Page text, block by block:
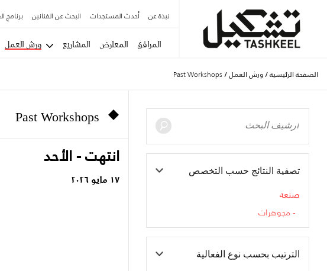
نبذة عن أحدث المستجدات البحث عن الفنانين برنامج
المرافق المعارض المشاريع ورش العمل
الصفحة الرئيسية / ورش العمل /
Past Workshops
تصفية النتائج حسب التخصص
صنعة
مجوهرات
الترتيب بحسب نوع الفعالية
Past Workshops
انتهت - الأحد
١٧ مايو ٢٠٢٦